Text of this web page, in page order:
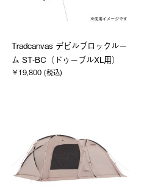
Tradcanvas デビルブロックルー
ム ST-BC（ドゥーブルXL用）
￥19,800 (税込)